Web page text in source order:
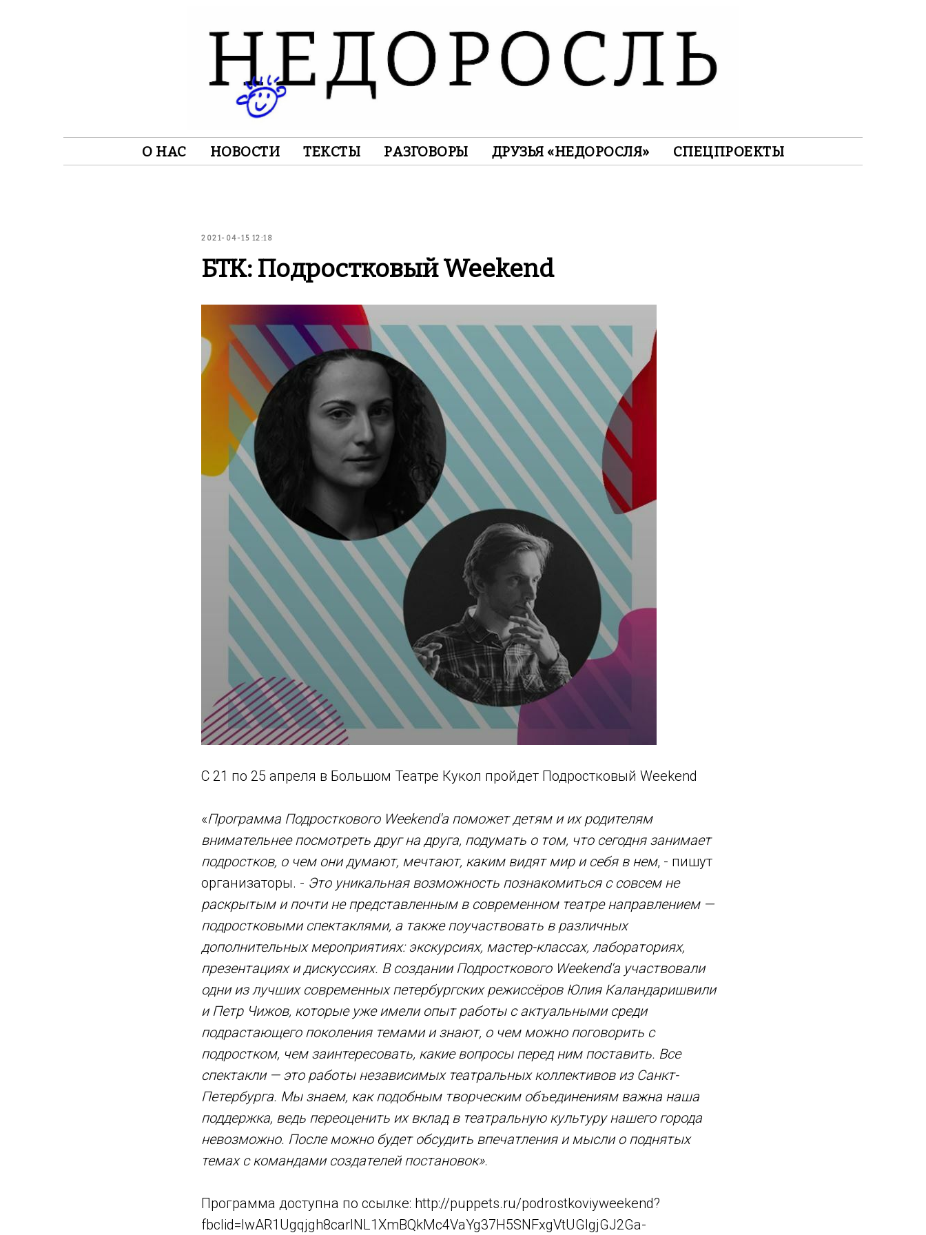
О НАС НОВОСТИ ТЕКСТЫ РАЗГОВОРЫ ДРУЗЬЯ «НЕДОРОСЛЯ» СПЕЦПРОЕКТЫ
2021-04-15 12:18
БТК: Подростковый Weekend
С 21 по 25 апреля в Большом Театре Кукол пройдет Подростковый Weekend
«Программа Подросткового Weekend'а поможет детям и их родителям
внимательнее посмотреть друг на друга, подумать о том, что сегодня занимает
подростков, о чем они думают, мечтают, каким видят мир и себя в нем, - пишут
организаторы. - Это уникальная возможность познакомиться с совсем не
раскрытым и почти не представленным в современном театре направлением —
подростковыми спектаклями, а также поучаствовать в различных
дополнительных мероприятиях: экскурсиях, мастер-классах, лабораториях,
презентациях и дискуссиях. В создании Подросткового Weekend'а участвовали
одни из лучших современных петербургских режиссёров Юлия Каландаришвили
и Петр Чижов, которые уже имели опыт работы с актуальными среди
подрастающего поколения темами и знают, о чем можно поговорить с
подростком, чем заинтересовать, какие вопросы перед ним поставить. Все
спектакли — это работы независимых театральных коллективов из Санкт-
Петербурга. Мы знаем, как подобным творческим объединениям важна наша
поддержка, ведь переоценить их вклад в театральную культуру нашего города
невозможно. После можно будет обсудить впечатления и мысли о поднятых
темах с командами создателей постановок».
Программа доступна по ссылке: http://puppets.ru/podrostkoviyweekend?
fbclid=IwAR1Ugqjgh8carINL1XmBQkMc4VaYg37H5SNFxgVtUGIgjGJ2Ga-